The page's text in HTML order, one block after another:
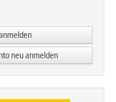
neu anmelden